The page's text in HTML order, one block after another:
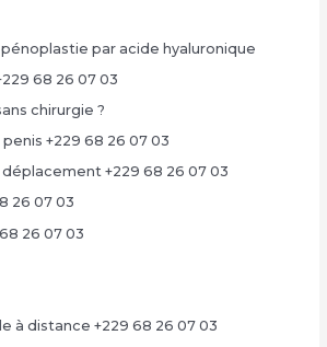
pénoplastie par acide hyaluronique
68 26 07 03
chirurgie ?
+229 68 26 07 03
+229 68 26 07 03
26 07 03
26 07 03
à distance +229 68 26 07 03